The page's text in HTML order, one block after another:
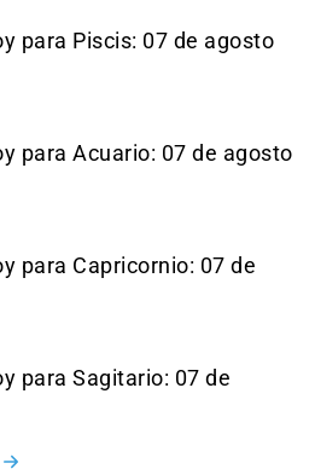
para Piscis: 07 de agosto
para Acuario: 07 de agosto
para Capricornio: 07 de
para Sagitario: 07 de